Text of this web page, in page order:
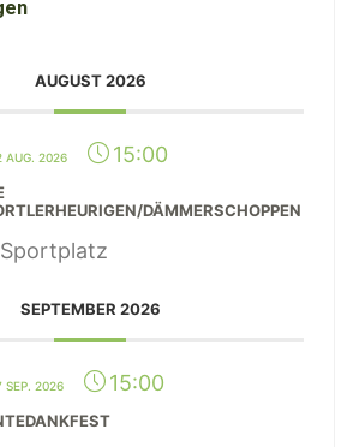
AUGUST 2026
AUG. 2026 15:00
DÄMMERSCHOPPEN
Sportplatz
SEPTEMBER 2026
SEP. 2026 15:00